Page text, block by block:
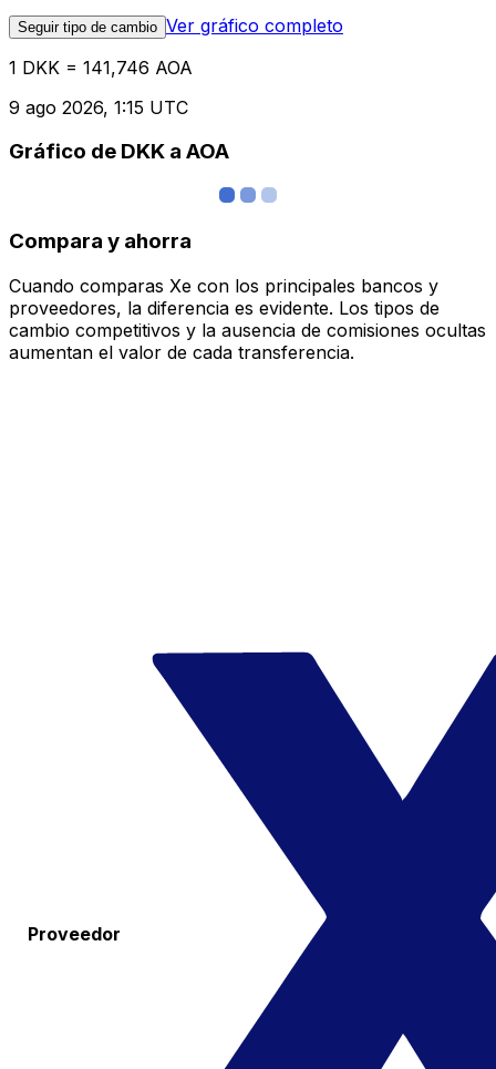
Seguir tipo de cambio Ver gráfico completo
1 DKK = 141,746 AOA
9 ago 2026, 1:15 UTC
Gráfico de DKK a AOA
Compara y ahorra
Cuando comparas Xe con los principales bancos y
proveedores, la diferencia es evidente. Los tipos de
cambio competitivos y la ausencia de comisiones ocultas
aumentan el valor de cada transferencia.
Proveedor